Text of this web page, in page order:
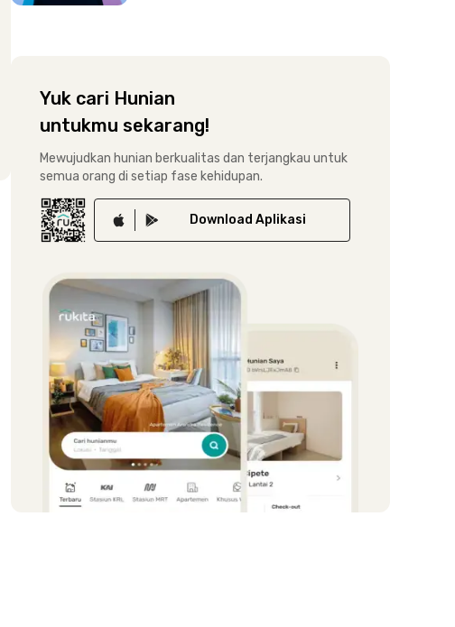
Yuk cari Hunian
untukmu sekarang!
Mewujudkan hunian berkualitas dan terjangkau untuk
semua orang di setiap fase kehidupan.
Download Aplikasi